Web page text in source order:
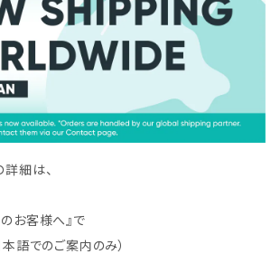
細は、
お客様へ』で
本語でのご案内のみ）